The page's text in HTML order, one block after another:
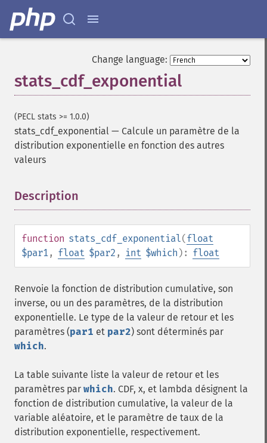
Change language:
stats_cdf_exponential
(PECL stats >= 1.0.0)
stats_cdf_exponential — Calcule un paramètre de la
distribution exponentielle en fonction des autres
valeurs
Description
function stats_cdf_exponential(float
$par1, float $par2 , int $which ): float
Renvoie la fonction de distribution cumulative, son
inverse, ou un des paramètres, de la distribution
exponentielle. Le type de la valeur de retour et les
paramètres (par1 et par2) sont déterminés par
which.
La table suivante liste la valeur de retour et les
paramètres par which. CDF, x, et lambda désignent la
fonction de distribution cumulative, la valeur de la
variable aléatoire, et le paramètre de taux de la
distribution exponentielle, respectivement.